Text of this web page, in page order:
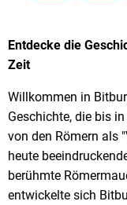
Historie
Entdecke die
Zeit
Willkommen in
Geschichte, die bis
von den Römern als
heute
berühmte
entwickelte sich